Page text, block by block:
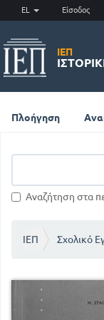
EL Είσοδος
ΙΕΠ
Πλοήγηση
Αναζήτηση στα
ΙΕΠ Σχολικό